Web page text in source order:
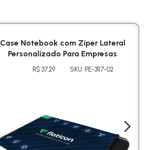
Case Notebook com Zíper Lateral
Personalizado Para Empresas
R$ 37.29 SKU: PE-3117-02